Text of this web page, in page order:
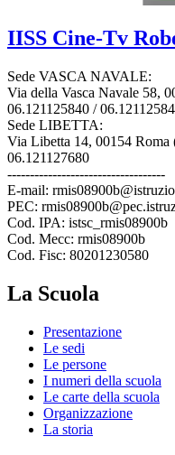
IISS Cine-Tv
Sede VASCA NAVALE:
Via della Vasca Navale 58,
06.121125840 /
Sede LIBETTA:
Via Libetta 14, 00154 Roma
06.121127680
-----------------------------------
E-mail:
PEC:
Cod. IPA: istsc_rmis08900b
Cod. Mecc: rmis08900b
Cod. Fisc: 80201230580
La Scuola
Presentazione
Le sedi
Le persone
I numeri della scuola
Le carte della scuola
Organizzazione
La storia